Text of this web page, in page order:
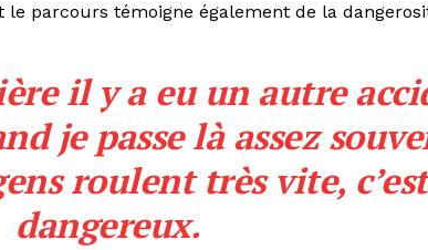
parcours témoigne également de la
il y a eu un autre
je passe là assez
roulent très vite, c’est
dangereux.